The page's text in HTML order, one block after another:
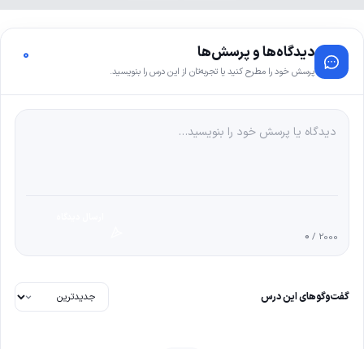
دیدگاه‌ها و پرسش‌ها
پرسش خود را مطرح کنید یا تجربه‌تان از این درس را بنویسید.
0
0 / 2000
گفت‌وگوهای این درس